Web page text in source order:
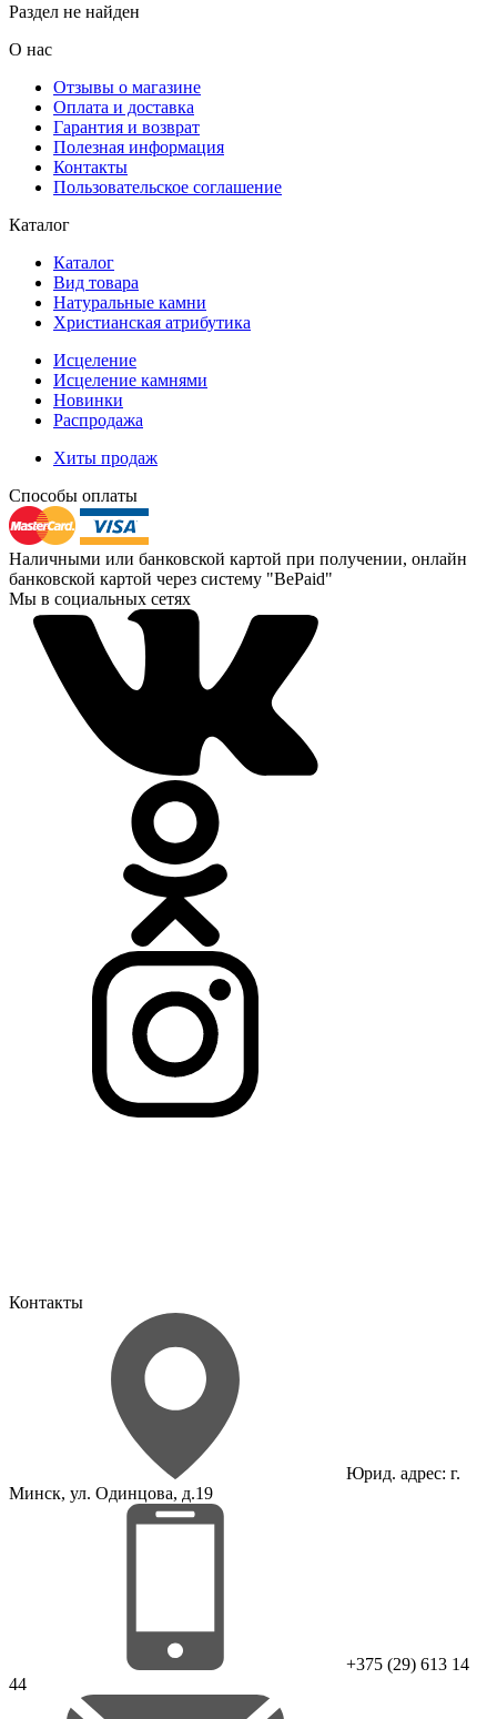
Раздел не найден
О нас
Отзывы о магазине
Оплата и доставка
Гарантия и возврат
Полезная информация
Контакты
Пользовательское соглашение
Каталог
Каталог
Вид товара
Натуральные камни
Христианская атрибутика
Исцеление
Исцеление камнями
Новинки
Распродажа
Хиты продаж
Способы оплаты
Наличными или банковской картой при получении, онлайн
банковской картой через систему "BePaid"
Мы в социальных сетях
Контакты
Юрид. адрес: г.
Минск, ул. Одинцова, д.19
+375 (29) 613 14
44